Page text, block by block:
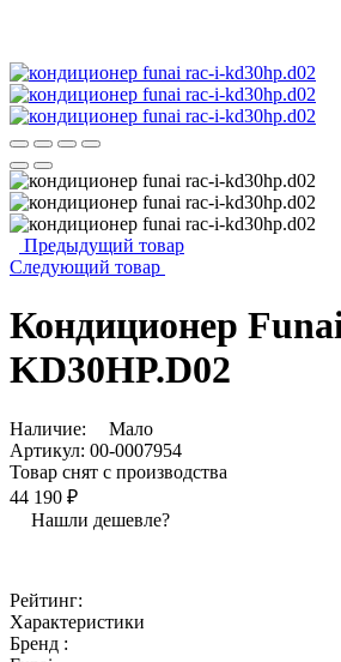
Предыдущий товар
Следующий товар
Кондиционер
KD30HP.D02
Наличие:
Мало
Артикул: 00-0007954
Товар снят с производства
44 190 ₽
Нашли дешевле?
Рейтинг:
Характеристики
Бренд :